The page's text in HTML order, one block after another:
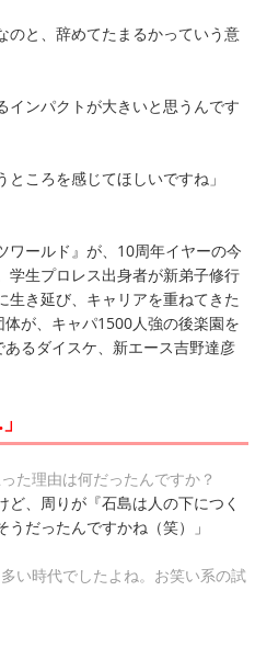
のと、辞めてたまるかっていう意
インパクトが大きいと思うんです
ころを感じてほしいですね」
ワールド』が、10周年イヤーの今
学生プロレス出身者が新弟子修行
生き延び、キャリアを重ねてきた
が、キャパ1500人強の後楽園を
るダイスケ、新エース吉野達彦
た理由は何だったんですか？
、周りが『石島は人の下につく
だったんですかね（笑）」
い時代でしたよね。お笑い系の試